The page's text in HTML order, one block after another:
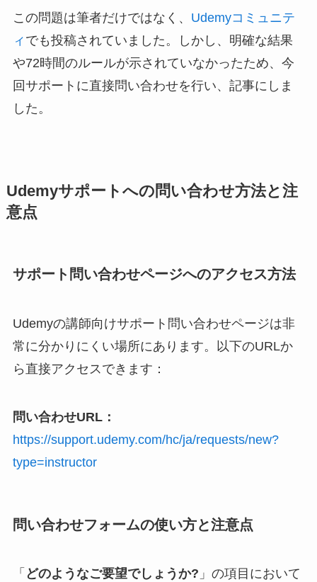
この問題は筆者だけではなく、 Udemyコミュニテ
ィ でも投稿されていました。しかし、明確な結果
や72時間のルールが示されていなかったため、今
回サポートに直接問い合わせを行い、記事にしま
した。
Udemyサポートへの問い合わせ方法と注
意点
サポート問い合わせページへのアクセス方法
Udemyの講師向けサポート問い合わせページは非
常に分かりにくい場所にあります。以下のURLか
ら直接アクセスできます：
問い合わせURL：
https://support.udemy.com/hc/ja/requests/new?
type=instructor
問い合わせフォームの使い方と注意点
「 どのようなご要望でしょうか? 」の項目において